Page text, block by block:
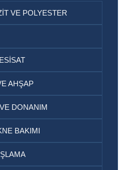
VE POLYESTER
AHŞAP
DONANIM
BAKIMI